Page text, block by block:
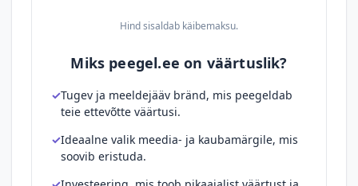
Hind sisaldab käibemaksu.
Miks peegel.ee on väärtuslik?
Tugev ja meeldejääv bränd, mis peegeldab
teie ettevõtte väärtusi.
Ideaalne valik meedia- ja kaubamärgile, mis
soovib eristuda.